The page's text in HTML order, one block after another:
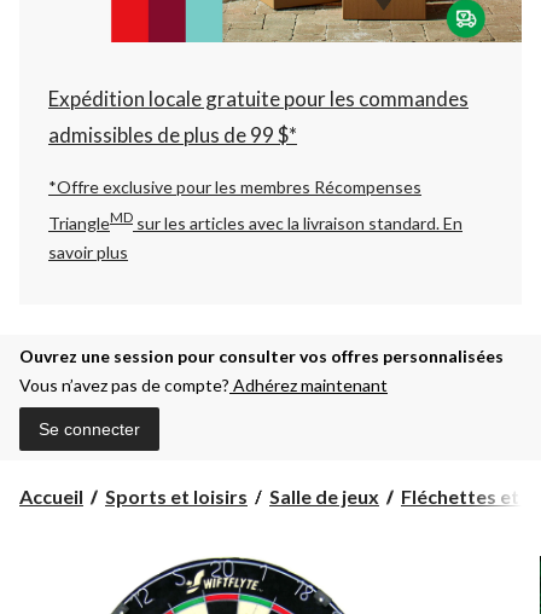
pour
changer
Expédition locale gratuite pour les commandes
admissibles de plus de 99 $*
*Offre exclusive pour les membres Récompenses
TriangleMD sur les articles avec la livraison standard.En
savoir plus
Ouvrez une session pour consulter vos offres personnalisées
Vous n’avez pas de compte? Adhérez maintenant
Se connecter
Accueil Sports et loisirs Salle de jeux Fléchettes et